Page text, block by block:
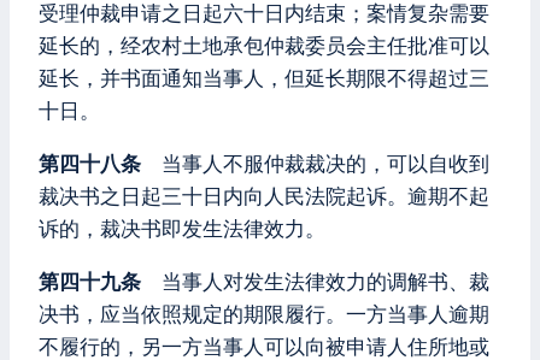
受理仲裁申请之日起六十日内结束；案情复杂需要
延长的，经农村土地承包仲裁委员会主任批准可以
延长，并书面通知当事人，但延长期限不得超过三
十日。
第四十八条 当事人不服仲裁裁决的，可以自收到
裁决书之日起三十日内向人民法院起诉。逾期不起
诉的，裁决书即发生法律效力。
第四十九条 当事人对发生法律效力的调解书、裁
决书，应当依照规定的期限履行。一方当事人逾期
不履行的，另一方当事人可以向被申请人住所地或